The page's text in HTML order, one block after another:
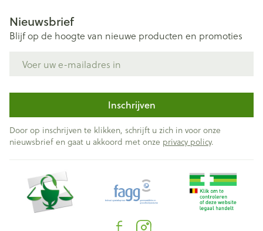
Nieuwsbrief
Blijf op de hoogte van nieuwe producten en promoties
Inschrijven
Door op inschrijven te klikken, schrijft u zich in voor onze
nieuwsbrief en gaat u akkoord met onze privacy policy.